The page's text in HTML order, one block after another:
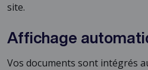
site.
Affichage
Vos documents sont intégrés